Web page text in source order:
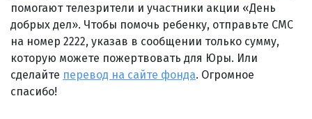
помогают телезрители и участники акции «День
добрых дел». Чтобы помочь ребенку, отправьте СМС
на номер 2222, указав в сообщении только сумму,
которую можете пожертвовать для Юры. Или
сделайте перевод на сайте фонда. Огромное
спасибо!